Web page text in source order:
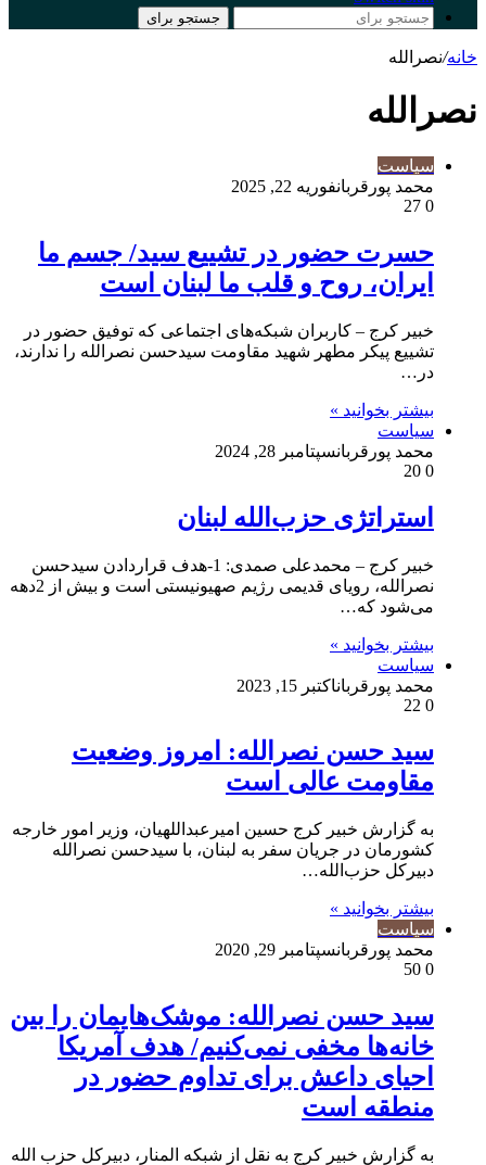
جستجو برای
خانه/نصرالله
نصرالله
سیاست
محمد پورقربانفوریه 22, 2025
0
حسرت حضور در تشییع سید/ جسم ما
ایران، روح و قلب ما لبنان است
خبیر کرج – کاربران شبکه‌های اجتماعی که توفیق حضور در
تشییع پیکر مطهر شهید مقاومت سیدحسن نصرالله را ندارند،
در…
بیشتر بخوانید »
سیاست
محمد پورقربانسپتامبر 28, 2024
0
استراتژی حزب‌الله لبنان
خبیر کرج – محمد‌علی صمدی‌: 1-هدف قراردادن سید‌حسن
نصرالله، رویای قدیمی رژیم صهیونیستی است و بیش از 2دهه
می‌شود که…
بیشتر بخوانید »
سیاست
محمد پورقرباناکتبر 15, 2023
0
سید حسن نصرالله: امروز وضعیت
مقاومت عالی است
به گزارش خبیر کرج حسین امیرعبداللهیان، وزیر امور خارجه
کشورمان در جریان سفر به لبنان، با سیدحسن نصرالله
دبیرکل حزب‌الله…
بیشتر بخوانید »
سیاست
محمد پورقربانسپتامبر 29, 2020
0
سید حسن نصرالله: موشک‌هایمان را بین
خانه‌ها مخفی نمی‌کنیم/ هدف آمریکا
احیای داعش برای تداوم حضور در
منطقه است
به گزارش خبیر کرج به نقل از شبکه المنار، دبیرکل حزب الله